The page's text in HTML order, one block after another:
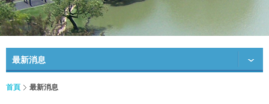
最新消息
首頁 最新消息